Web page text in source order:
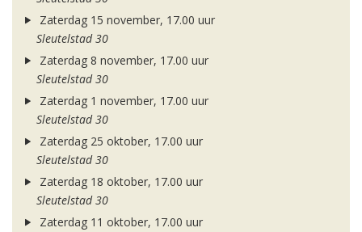
Zaterdag 15 november, 17.00 uur
Sleutelstad 30
Zaterdag 8 november, 17.00 uur
Sleutelstad 30
Zaterdag 1 november, 17.00 uur
Sleutelstad 30
Zaterdag 25 oktober, 17.00 uur
Sleutelstad 30
Zaterdag 18 oktober, 17.00 uur
Sleutelstad 30
Zaterdag 11 oktober, 17.00 uur